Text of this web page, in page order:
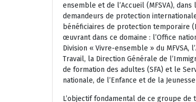
ensemble et de l’Accueil (MFSVA),
demandeurs de protection
bénéficiaires de protection temporaire
œuvrant dans ce domaine : l’Office
Division « Vivre-ensemble » du MFVSA,
Travail, la Direction Générale de
de formation des adultes (SFA) et le
nationale, de l’Enfance et de la Jeunesse
L’objectif fondamental de ce groupe